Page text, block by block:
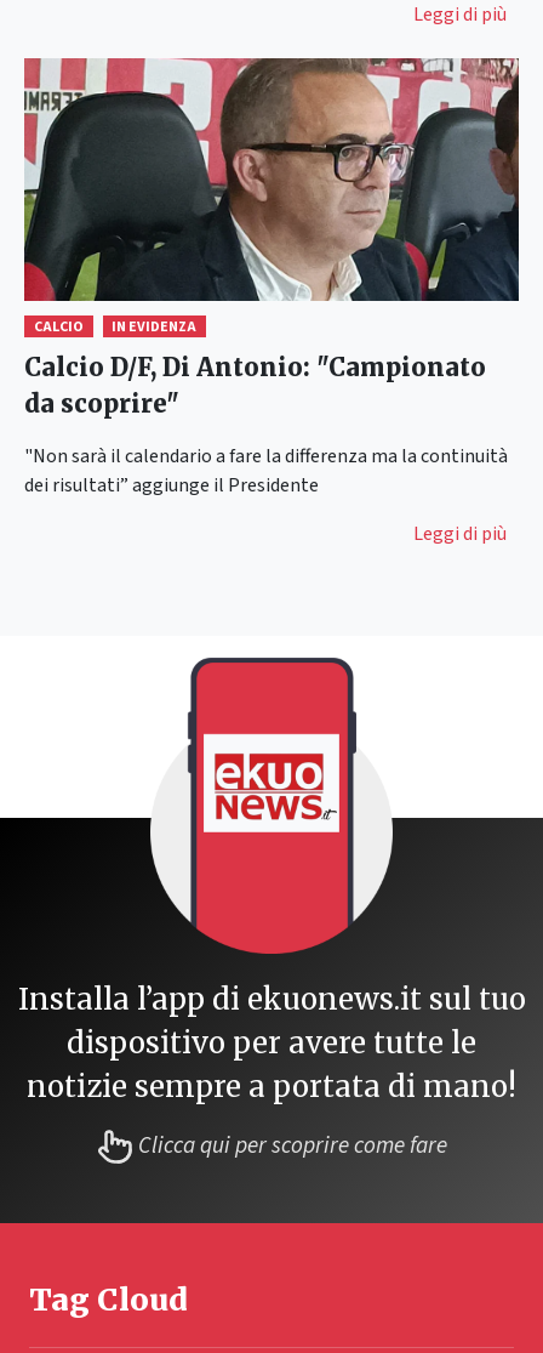
Leggi di più
CALCIO IN EVIDENZA
Calcio D/F, Di Antonio: "Campionato
da scoprire"
"Non sarà il calendario a fare la differenza ma la continuità
dei risultati” aggiunge il Presidente
Leggi di più
Installa l’app di ekuonews.it sul tuo
dispositivo per avere tutte le
notizie sempre a portata di mano!
Clicca qui per scoprire come fare
Tag Cloud